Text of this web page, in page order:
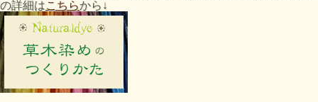
の詳細はこちらから↓